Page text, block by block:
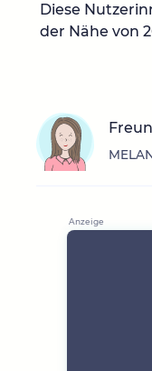
Diese
der Nähe von